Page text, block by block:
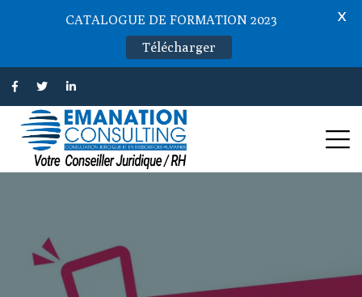
CATALOGUE DE FORMATION 2023
Télécharger
X